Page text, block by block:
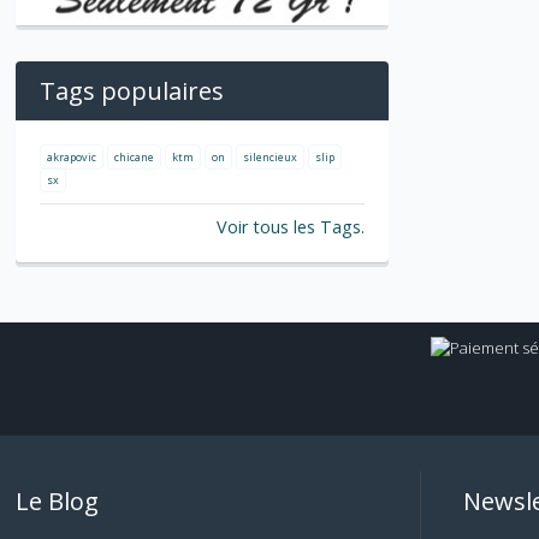
Tags populaires
akrapovic chicane ktm on silencieux
slip
sx
Voir tous les Tags.
Le Blog